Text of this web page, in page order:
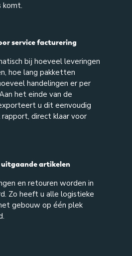
komt.
service facturering
bij hoeveel leveringen
hoe lang pakketten
handelingen er per
het einde van de
u dit eenvoudig
direct klaar voor
artikelen
en retouren worden in
Zo heeft u alle logistieke
gebouw op één plek